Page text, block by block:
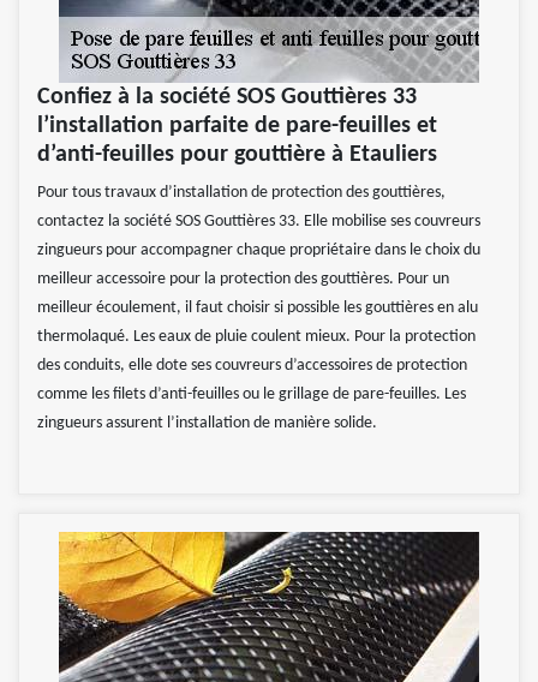
Confiez à la société SOS Gouttières 33
l’installation parfaite de pare-feuilles et
d’anti-feuilles pour gouttière à Etauliers
Pour tous travaux d’installation de protection des gouttières,
contactez la société SOS Gouttières 33. Elle mobilise ses couvreurs
zingueurs pour accompagner chaque propriétaire dans le choix du
meilleur accessoire pour la protection des gouttières. Pour un
meilleur écoulement, il faut choisir si possible les gouttières en alu
thermolaqué. Les eaux de pluie coulent mieux. Pour la protection
des conduits, elle dote ses couvreurs d’accessoires de protection
comme les filets d’anti-feuilles ou le grillage de pare-feuilles. Les
zingueurs assurent l’installation de manière solide.